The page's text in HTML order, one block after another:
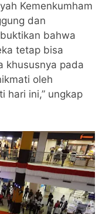
Kemenkumham
dan
bahwa
tetap bisa
khususnya pada
oleh
hari ini,” ungkap